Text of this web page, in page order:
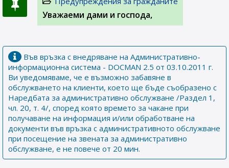
Уважаеми дами и господа,
Във връзка с внедряване на Административно-
информационна система - DOCMAN 2.5 от 03.10.2011 г.
Ви уведомяваме, че е възможно забавяне в
обслужването на клиенти, което ще бъде съобразено с
Наредбата за административно обслужване /Раздел 1,
чл. 20, т. 4/, според която времето за чакане при
получаване на информация и/или обработване на
документи във връзка с административното обслужване
при посещение на звената за административно
обслужване, е не повече от 20 мин.